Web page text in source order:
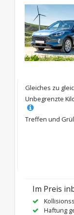
Gleiches zu
Unbegrenzte
Treffen und
Im Preis
Haftung